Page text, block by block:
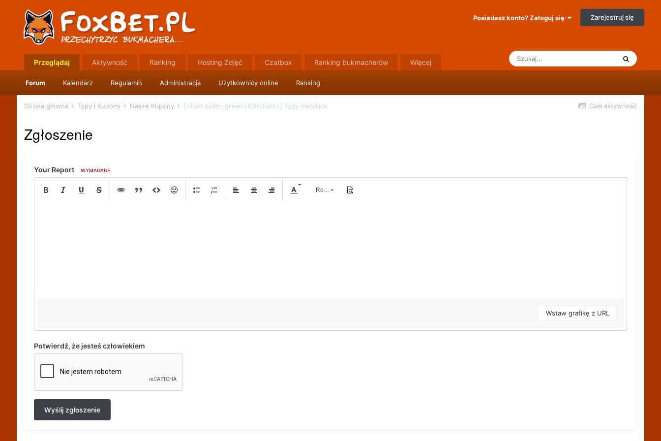
Posiadasz konto? Zaloguj się Zarejestruj się
Przeglądaj
Forum Kalendarz Regulamin Administracja Użytkownicy online Ranking
Aktywność Ranking Hosting Zdjęć Czatbox Ranking bukmacherów Więcej
Cała aktywność
Strona główna Typy i Kupony Nasze Kupony [<font color=green>KD</font>] Typy metallica
Zgłoszenie
Your Report WYMAGANE
Rozmiar
Wstaw grafikę z URL
Potwierdź, że jesteś człowiekiem
Wyślij zgłoszenie